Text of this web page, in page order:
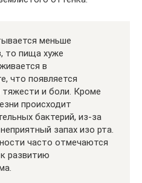
меньше
то пища хуже
в
что появляется
и боли. Кроме
происходит
бактерий, из-за
запах изо рта.
часто отмечаются
развитию